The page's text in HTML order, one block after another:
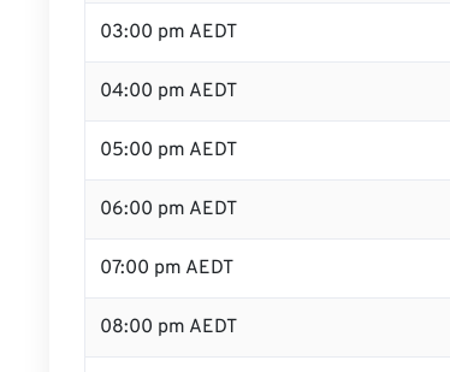
03:00 pm AEDT
04:00 pm AEDT
05:00 pm AEDT
06:00 pm AEDT
07:00 pm AEDT
08:00 pm AEDT